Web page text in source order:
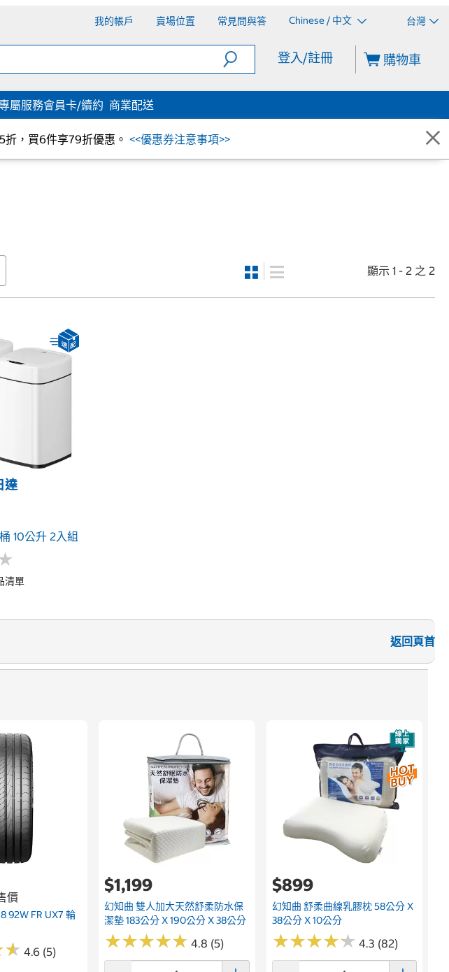
我的帳戶 賣場位置 常見問與答 Chinese / 中文 台灣
登入/註冊 購物車
屬服務會員卡/續約 商業配送
折，買6件享79折優惠。 <<優惠券注意事項>>
顯示 1 - 2 之 2
達
10公升 2入組
清單
返回頁首
價
92W FR UX7 輪
★
★ 4.6 (5)
$1,199
幻知曲 雙人加大天然舒柔防水保
潔墊 183公分 X 190公分 X 38公分
★★★★★
★★★★★ 4.8 (5)
$899
幻知曲 舒柔曲線乳膠枕 58公分 X
38公分 X 10公分
★★★★★
★★★★★ 4.3 (82)